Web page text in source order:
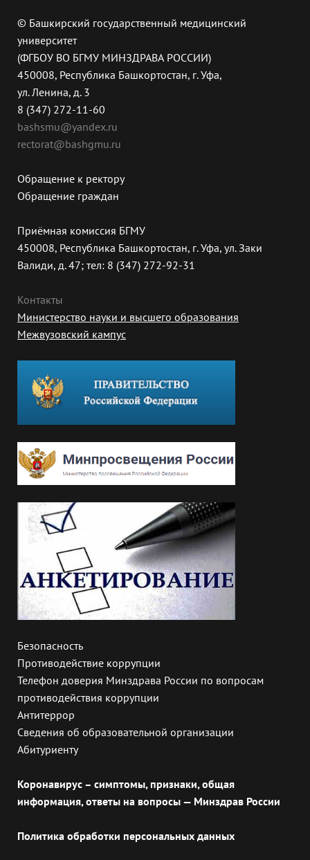
© Башкирский государственный медицинский
университет
(ФГБОУ ВО БГМУ МИНЗДРАВА РОССИИ)
450008, Республика Башкортостан, г. Уфа,
ул. Ленина, д. 3
8 (347) 272-11-60
bashsmu@yandex.ru
rectorat@bashgmu.ru
Обращение к ректору
Обращение граждан
Приёмная комиссия БГМУ
450008, Республика Башкортостан, г. Уфа, ул. Заки
Валиди, д. 47; тел: 8 (347) 272-92-31
Контакты
Министерство науки и высшего образования
Межвузовский кампус
Безопасность
Противодействие коррупции
Телефон доверия Минздрава России по вопросам
противодействия коррупции
Антитеррор
Сведения об образовательной организации
Абитуриенту
Коронавирус – симптомы, признаки, общая
информация, ответы на вопросы — Минздрав России
Политика обработки персональных данных